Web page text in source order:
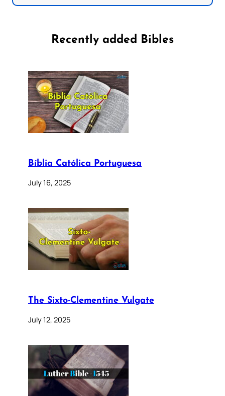
Recently added Bibles
Bíblia Católica Portuguesa
July 16, 2025
The Sixto-Clementine Vulgate
July 12, 2025